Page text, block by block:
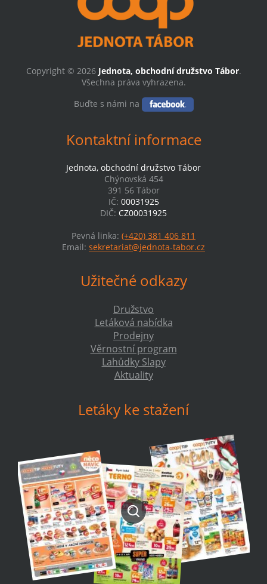
Copyright © 2026 Jednota, obchodní družstvo Tábor.
Všechna práva vyhrazena.
Buďte s námi na
Kontaktní informace
Jednota, obchodní družstvo Tábor
Chýnovská 454
391 56 Tábor
IČ: 00031925
DIČ: CZ00031925
Pevná linka: (+420) 381 406 811
Email: sekretariat@jednota-tabor.cz
Užitečné odkazy
Družstvo
Letáková nabídka
Prodejny
Věrnostní program
Lahůdky Slapy
Aktuality
Letáky ke stažení